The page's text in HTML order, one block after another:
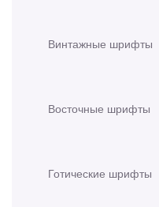
Винтажные шрифты
Восточные шрифты
Готические шрифты